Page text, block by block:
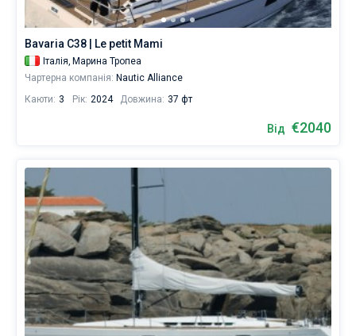
відпочинку
та
незабутньої
подорожі.
нашій
човнів,
починаючи
від
2030
Поруч
Тропеа,
Вібо,
Реджо-
Калабрія .
Bavaria C38 | Le petit Mami
Італія, Марина Тропеа
Чартерна компанія: Nautic Alliance
Каюти: 3 Рік: 2024 Довжина: 37 фт
Від €2040
Зі шкіпером
Показати результати(16)